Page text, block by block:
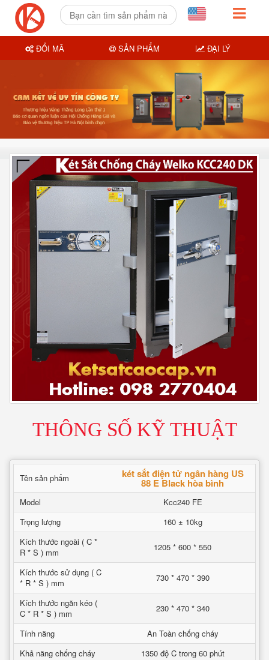
THÔNG SỐ KỸ THUẬT
Tên sản phẩm két sắt điện tử ngân hàng US
88 E Black hòa bình
Model
Kcc240 FE
Trọng lượng
160 ± 10kg
Kích thước ngoài ( C *
R * S ) mm
1205 * 600 * 550
Kích thước sử dụng ( C
* R * S ) mm
730 * 470 * 390
Kích thước ngăn kéo (
C * R * S ) mm
230 * 470 * 340
Tính năng
An Toàn chống cháy
Khả năng chống cháy
1350 độ C trong 60 phút
ĐỔI MÃ SẢN PHẨM ĐẠI LÝ